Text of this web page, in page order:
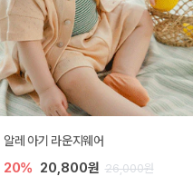
알레 아기 라운지웨어
20% 20,800원 26,000원